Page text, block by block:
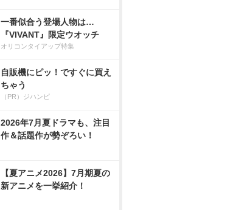
一番似合う登場人物は…
『VIVANT』限定ウオッチ
オリコンタイアップ特集
自販機にピッ！ですぐに買え
ちゃう
（PR）ジハンピ
2026年7月夏ドラマも、注目
作＆話題作が勢ぞろい！
【夏アニメ2026】7月期夏の
新アニメを一挙紹介！